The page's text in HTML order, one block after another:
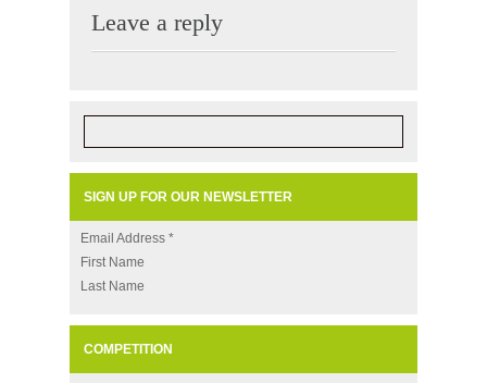
Leave a reply
SIGN UP FOR OUR NEWSLETTER
Email Address *
First Name
Last Name
COMPETITION